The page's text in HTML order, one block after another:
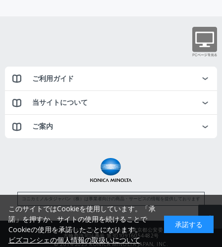
ご利用ガイド
当サイトについて
ご案内
コニカミノルタジャパン（株）は事業者向けの商品・サービスの情報を提供しております
コニカミノルタジャパン株式会社／東京都公安委員会
古物商許可証番号 第3010916054482号
© 2014-2025 KONICA MINOLTA JAPAN, INC.
このサイトではCookieを使用しています。「承
諾」を押すか、サイトの使用を続けることで
Cookieの使用を承諾したことになります。
ビズコンシェの個人情報の取扱いについて
承諾する